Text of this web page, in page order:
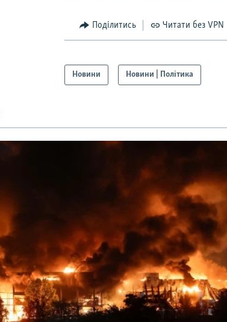
Поділитись Читати без VPN
Новини Новини | Політика